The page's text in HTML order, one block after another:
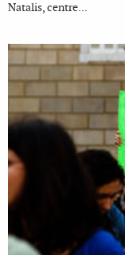
Natalis, centre...